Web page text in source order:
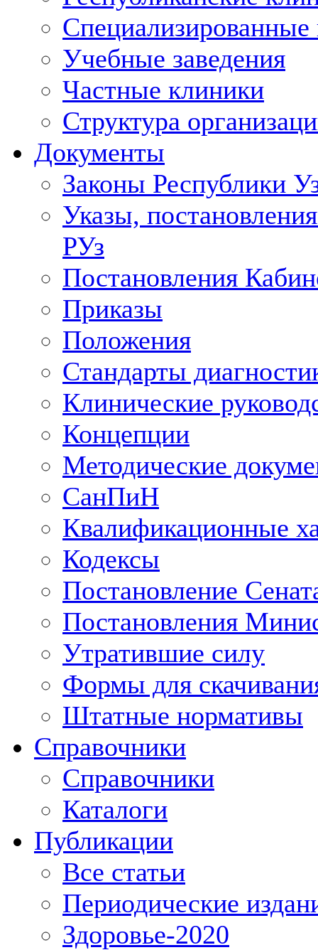
Учебные заведения
Частные клиники
Структура
Документы
Законы Республики
Указы,
РУз
Постановления
Приказы
Положения
Стандарты
Клинические
Концепции
Методические
СанПиН
Квалификационные
Кодексы
Постановление
Постановления
Утратившие силу
Формы для
Штатные нормативы
Справочники
Справочники
Каталоги
Публикации
Все статьи
Периодические
Здоровье-2020